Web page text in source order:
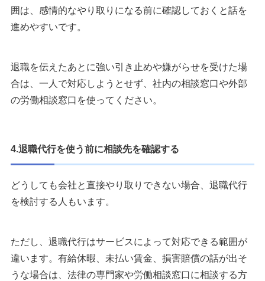
囲は、感情的なやり取りになる前に確認しておくと話を
進めやすいです。
退職を伝えたあとに強い引き止めや嫌がらせを受けた場
合は、一人で対応しようとせず、社内の相談窓口や外部
の労働相談窓口を使ってください。
4.退職代行を使う前に相談先を確認する
どうしても会社と直接やり取りできない場合、退職代行
を検討する人もいます。
ただし、退職代行はサービスによって対応できる範囲が
違います。有給休暇、未払い賃金、損害賠償の話が出そ
うな場合は、法律の専門家や労働相談窓口に相談する方